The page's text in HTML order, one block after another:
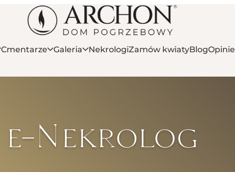
Cmentarze Galeria NekrologiZamów kwiatyBlogOpinie
e-Nekrolog